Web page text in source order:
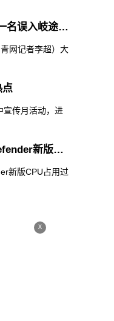
世界最资讯丨江苏溧阳检察院对一名误入岐途涉嫌诈骗的女大学生作出不起诉决定
网记者李超）大
点
宣传月活动，进
Windows自带杀软又出问题：Defender新版CPU占用过高
新版CPU占用过
x